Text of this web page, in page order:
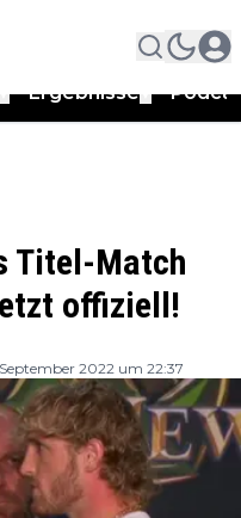
Ergebnisse
Titel-Match
offiziell!
2022 um 22:37